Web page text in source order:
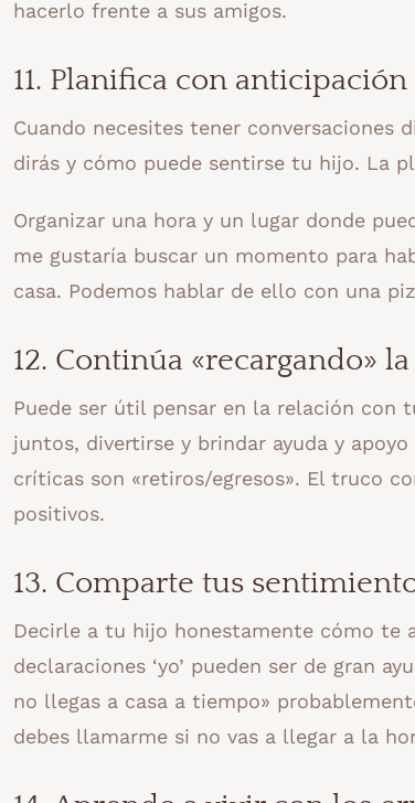
hacerlo frente a sus amigos.
11. Planifica con
Cuando necesites tener conversaciones
dirás y cómo puede sentirse tu hijo. La
Organizar una hora y un lugar donde
me gustaría buscar un momento para
casa. Podemos hablar de ello con una
12. Continúa «recargando»
Puede ser útil pensar en la relación con
juntos, divertirse y brindar ayuda y
críticas son «retiros/egresos». El truco
positivos.
13. Comparte tus
Decirle a tu hijo honestamente cómo te
declaraciones ‘yo’ pueden ser de gran
no llegas a casa a tiempo»
debes llamarme si no vas a llegar a la